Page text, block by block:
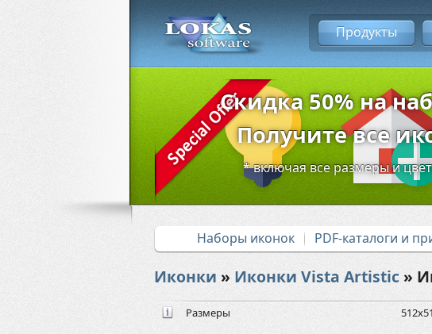
Продукты
Скидка 50% на
Получите все
* включая все размеры и
Наборы иконок PDF-каталоги и
Иконки » Иконки Vista Artistic »
Размеры